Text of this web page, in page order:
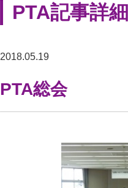
PTA記事詳細
2018.05.19
PTA総会